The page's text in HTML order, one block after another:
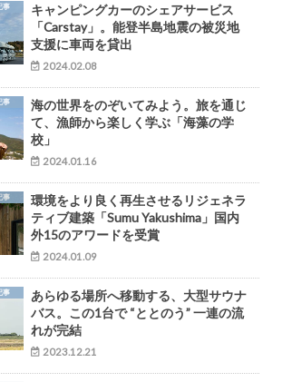
事
キャンピングカーのシェアサービス
「Carstay」。能登半島地震の被災地
支援に車両を貸出
2024.02.08
事
海の世界をのぞいてみよう。旅を通じ
て、漁師から楽しく学ぶ「海藻の学
校」
2024.01.16
事
環境をより良く再生させるリジェネラ
ティブ建築「Sumu Yakushima」国内
外15のアワードを受賞
2024.01.09
事
あらゆる場所へ移動する、大型サウナ
バス。この1台で “ととのう” 一連の流
れが完結
2023.12.21